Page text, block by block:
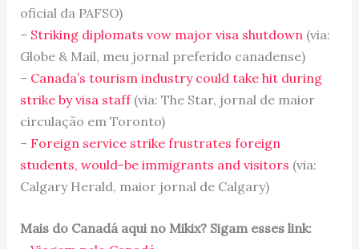
oficial da PAFSO)
– Striking diplomats vow major visa shutdown (via:
Globe & Mail, meu jornal preferido canadense)
– Canada’s tourism industry could take hit during
strike by visa staff(via: The Star, jornal de maior
circulação em Toronto)
– Foreign service strike frustrates foreign
students, would-be immigrants and visitors (via:
Calgary Herald, maior jornal de Calgary)
Mais do Canadá aqui no Mikix? Sigam esses link: